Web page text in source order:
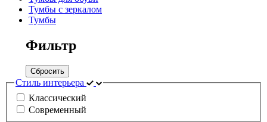
Тумбы с зеркалом
Тумбы
Фильтр
Сбросить
Стиль интерьера
Классический
Современный